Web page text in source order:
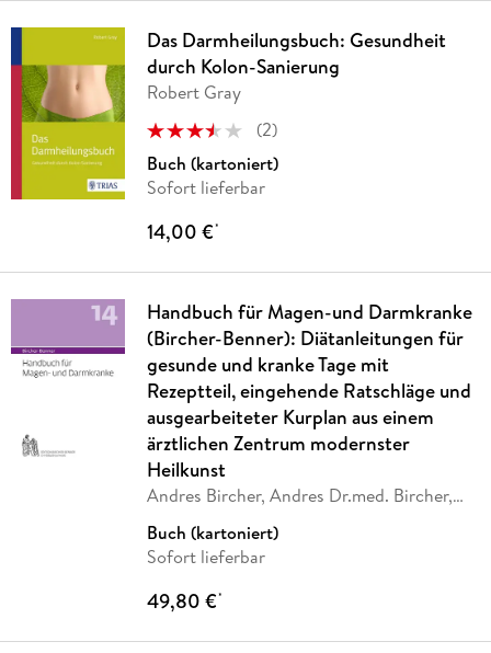
Das Darmheilungsbuch: Gesundheit
durch Kolon-Sanierung
Robert Gray
(2)
Buch (kartoniert)
Sofort lieferbar
14,00 €*
Handbuch für Magen-und Darmkranke
(Bircher-Benner): Diätanleitungen für
gesunde und kranke Tage mit
Rezeptteil, eingehende Ratschläge und
ausgearbeiteter Kurplan aus einem
ärztlichen Zentrum modernster
Heilkunst
Andres Bircher, Andres Dr.med. Bircher,
Buch (kartoniert)
Sofort lieferbar
49,80 €*